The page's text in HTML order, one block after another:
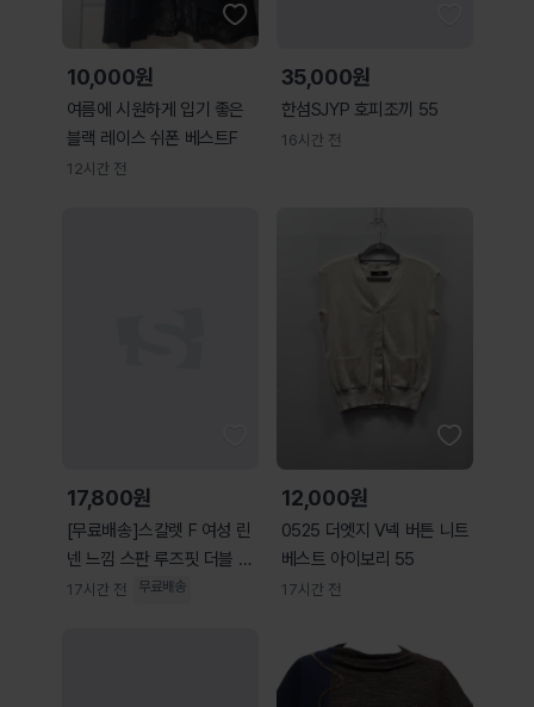
10,000원
여름에 시원하게 입기 좋은
블랙 레이스 쉬폰 베스트F
12시간 전
35,000원
한섬SJYP 호피조끼 55
16시간 전
17,800원
[무료배송]스칼렛 F 여성 린
넨 느낌 스판 루즈핏 더블 트
렌치 베스트 조
17시간 전 무료배송
12,000원
0525 더엣지 V넥 버튼 니트
베스트 아이보리 55
17시간 전